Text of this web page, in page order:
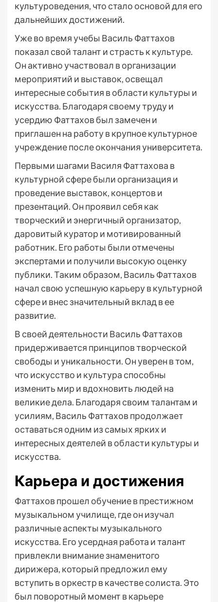
культуроведения, что стало основой для его
дальнейших достижений.
Уже во время учебы Василь Фаттахов
показал свой талант и страсть к культуре.
Он активно участвовал в организации
мероприятий и выставок, освещал
интересные события в области культуры и
искусства. Благодаря своему труду и
усердию Фаттахов был замечен и
приглашен на работу в крупное культурное
учреждение после окончания университета.
Первыми шагами Василя Фаттахова в
культурной сфере были организация и
проведение выставок, концертов и
презентаций. Он проявил себя как
творческий и энергичный организатор,
даровитый куратор и мотивированный
работник. Его работы были отмечены
экспертами и получили высокую оценку
публики. Таким образом, Василь Фаттахов
начал свою успешную карьеру в культурной
сфере и внес значительный вклад в ее
развитие.
В своей деятельности Василь Фаттахов
придерживается принципов творческой
свободы и уникальности. Он уверен в том,
что искусство и культура способны
изменить мир и вдохновить людей на
великие дела. Благодаря своим талантам и
усилиям, Василь Фаттахов продолжает
оставаться одним из самых ярких и
интересных деятелей в области культуры и
искусства.
Карьера и достижения
Фаттахов прошел обучение в престижном
музыкальном училище, где он изучал
различные аспекты музыкального
искусства. Его усердная работа и талант
привлекли внимание знаменитого
дирижера, который предложил ему
вступить в оркестр в качестве солиста. Это
был поворотный момент в карьере